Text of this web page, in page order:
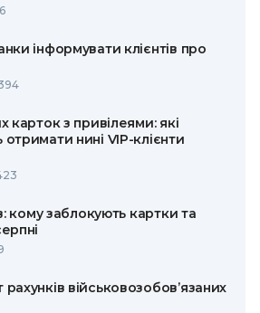
інформувати клієнтів про
карток з привілеями: які
нині VIP-клієнти
кому заблокують картки та
військовозобов’язаних